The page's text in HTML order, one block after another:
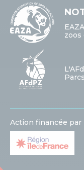
zoos
Action financée par